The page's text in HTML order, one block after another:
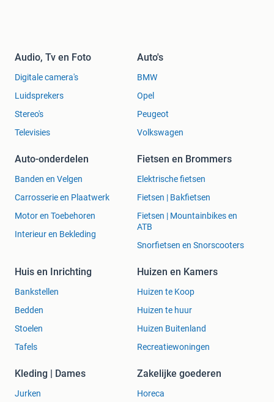
Audio, Tv en Foto
Digitale camera's
Luidsprekers
Stereo's
Televisies
Auto's
BMW
Opel
Peugeot
Volkswagen
Auto-onderdelen
Banden en Velgen
Carrosserie en Plaatwerk
Motor en Toebehoren
Interieur en Bekleding
Fietsen en Brommers
Elektrische fietsen
Fietsen | Bakfietsen
Fietsen | Mountainbikes en
ATB
Snorfietsen en Snorscooters
Huis en Inrichting
Bankstellen
Bedden
Stoelen
Tafels
Huizen en Kamers
Huizen te Koop
Huizen te huur
Huizen Buitenland
Recreatiewoningen
Kleding | Dames
Jurken
Zakelijke goederen
Horeca